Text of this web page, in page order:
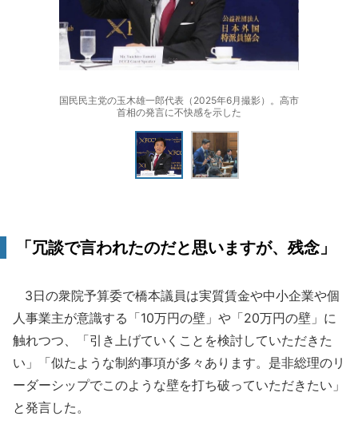
国民民主党の玉木雄一郎代表（2025年6月撮影）。高市
首相の発言に不快感を示した
「冗談で言われたのだと思いますが、残念」
3日の衆院予算委で橋本議員は実質賃金や中小企業や個
人事業主が意識する「10万円の壁」や「20万円の壁」に
触れつつ、「引き上げていくことを検討していただきた
い」「似たような制約事項が多々あります。是非総理のリ
ーダーシップでこのような壁を打ち破っていただきたい」
と発言した。